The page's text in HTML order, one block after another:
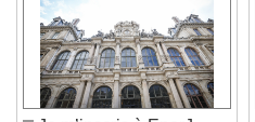
Color Opacity
Caption Area
Color Opacity